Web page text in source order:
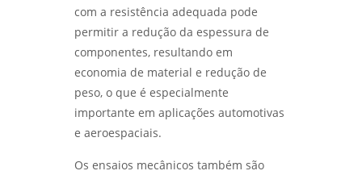
ENSAIO DE CORROSÃO POR PITE EM SÃO
PAULO: MÉTODOS E VANTAGENS - LABMETAL
ENSAIO DE CORROSÃO INTERGRANULAR EM
SÃO PAULO: MÉTODOS E IMPORTÂNCIA -
LABMETAL
QUALIFICAÇÃO DE EPS EM SP: COMO
LABMETAL
com a resistência adequada pode
permitir a redução da espessura de
componentes, resultando em
economia de material e redução de
peso, o que é especialmente
importante em aplicações automotivas
e aeroespaciais.
Os ensaios mecânicos também são